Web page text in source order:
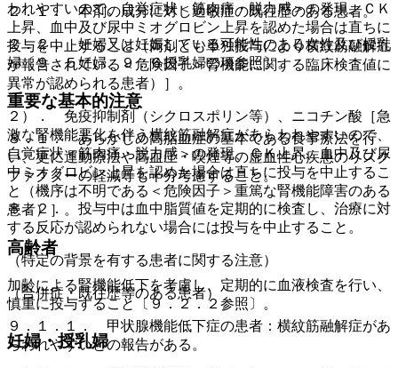
われやすいので、自覚症状＜筋肉痛・脱力感＞の発現、ＣＫ
上昇、血中及び尿中ミオグロビン上昇を認めた場合は直ちに
投与を中止すること（両剤とも単独投与により横紋筋融解症
が報告されている＜危険因子＞腎機能に関する臨床検査値に
異常が認められる患者）］。
２）． 免疫抑制剤（シクロスポリン等）、ニコチン酸［急
激な腎機能悪化を伴う横紋筋融解症があらわれやすいので、
自覚症状＜筋肉痛・脱力感＞の発現、ＣＫ上昇、血中及び尿
中ミオグロビン上昇を認めた場合は直ちに投与を中止するこ
と（機序は不明である＜危険因子＞重篤な腎機能障害のある
患者）］。
高齢者
加齢による腎機能低下を考慮し、定期的に血液検査を行い、
慎重に投与すること〔９．２．２参照〕。
妊婦・授乳婦
２．１． 本剤の成分に対し過敏症の既往歴のある患者。
２．２． 妊婦又は妊娠している可能性のある女性及び授乳
婦〔９．５妊婦、９．６授乳婦の項参照〕。
重要な基本的注意
８．１． あらかじめ高脂血症の基本である食事療法を行
い、更に運動療法や高血圧・喫煙等の虚血性心疾患のリスク
ファクターの軽減等も十分考慮すること。
８．２． 投与中は血中脂質値を定期的に検査し、治療に対
する反応が認められない場合には投与を中止すること。
（特定の背景を有する患者に関する注意）
（合併症・既往歴等のある患者）
９．１．１． 甲状腺機能低下症の患者：横紋筋融解症があ
らわれやすいとの報告がある。